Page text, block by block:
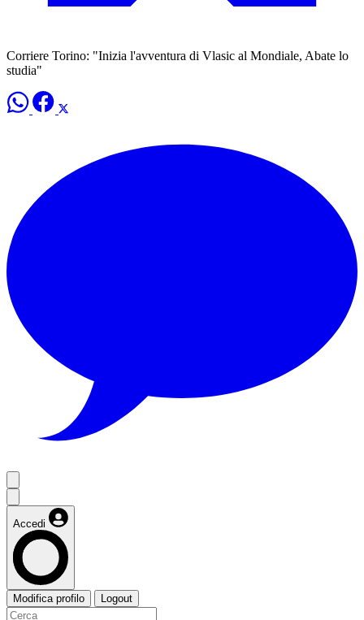
Corriere Torino: "Inizia l'avventura di Vlasic al Mondiale, Abate lo
studia"
Accedi
Modifica profilo Logout